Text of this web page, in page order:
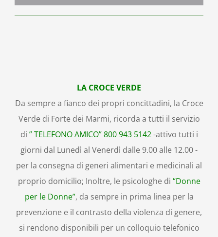
LA CROCE VERDE
Da sempre a fianco dei propri concittadini, la Croce
Verde di Forte dei Marmi, ricorda a tutti il servizio
di ” TELEFONO AMICO” 800 943 5142-attivo tutti i
giorni dal Lunedì al Venerdì dalle 9.00 alle 12.00 -
per la consegna di generi alimentari e medicinali al
proprio domicilio; Inoltre, le psicologhe di “Donne
per le Donne”, da sempre in prima linea per la
prevenzione e il contrasto della violenza di genere,
si rendono disponibili per un colloquio telefonico